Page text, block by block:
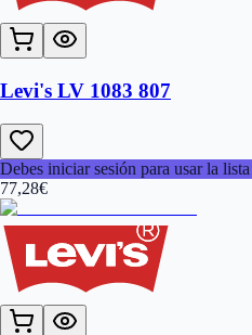
Levi's LV 1083 807
Debes iniciar sesión para usar la lista
77,28€